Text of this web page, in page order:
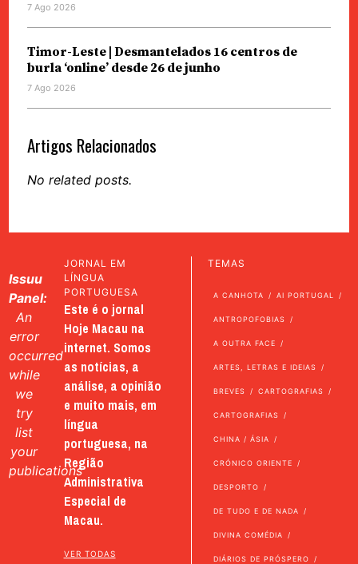
7 Ago 2026
Timor-Leste | Desmantelados 16 centros de
burla ‘online’ desde 26 de junho
7 Ago 2026
Artigos Relacionados
No related posts.
Issuu
Panel:
An
error
occurred
while
we
try
list
your
publications
JORNAL EM
LÍNGUA
PORTUGUESA
Este é o jornal
Hoje Macau na
internet. Somos
as notícias, a
análise, a opinião
e muito mais, em
língua
portuguesa, na
Região
Administrativa
Especial de
Macau.
VER TODAS
TEMAS
A CANHOTA AI PORTUGAL
ANTROPOFOBIAS
A OUTRA FACE
ARTES, LETRAS E IDEIAS
BREVES CARTOGRAFIAS
CARTOGRAFIAS
CHINA / ÁSIA
CRÓNICO ORIENTE
DESPORTO
DE TUDO E DE NADA
DIVINA COMÉDIA
DIÁRIOS DE PRÓSPERO